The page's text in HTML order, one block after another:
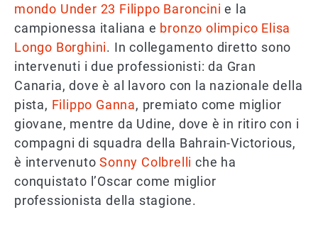
mondo Under 23 Filippo Baroncini e la
campionessa italiana e bronzo olimpico Elisa
Longo Borghini. In collegamento diretto sono
intervenuti i due professionisti: da Gran
Canaria, dove è al lavoro con la nazionale della
pista, Filippo Ganna, premiato come miglior
giovane, mentre da Udine, dove è in ritiro con i
compagni di squadra della Bahrain-Victorious,
è intervenutoSonny Colbrelli che ha
conquistato l’Oscar come miglior
professionista della stagione.